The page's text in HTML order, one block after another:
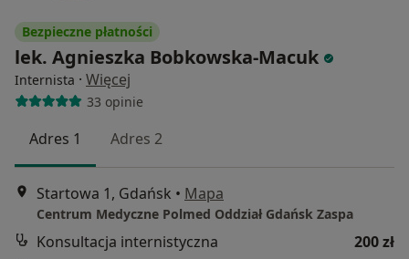
Bezpieczne płatności
lek. Agnieszka Bobkowska-Macuk
Internista · Więcej
33 opinie
Adres 1 Adres 2
Startowa 1, Gdańsk • Mapa
Centrum Medyczne Polmed Oddział Gdańsk Zaspa
Konsultacja internistyczna
200 zł